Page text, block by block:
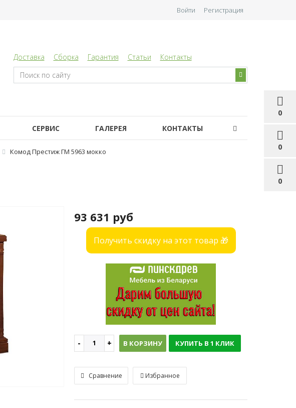
0
0
0
Войти Регистрация
Доставка Сборка Гарантия Статьи Контакты
СЕРВИС ГАЛЕРЕЯ КОНТАКТЫ
Комод Престиж ГМ 5963 мокко
93 631 руб
Получить скидку на этот товар 🎁
В КОРЗИНУ КУПИТЬ В 1 КЛИК
Сравнение Избранное